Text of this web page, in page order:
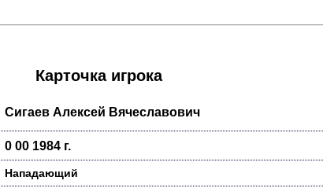
Карточка игрока
Сигаев Алексей Вячеславович
0 00 1984 г.
Нападающий